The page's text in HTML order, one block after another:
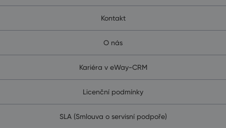
Kontakt
O nás
Kariéra v eWay-CRM
Licenční podmínky
SLA (Smlouva o servisní podpoře)